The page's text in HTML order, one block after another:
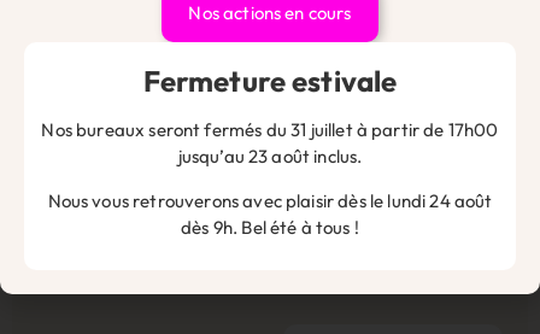
Nom*
Nos actions en cours
Fermeture estivale
Nos bureaux seront fermés du 31 juillet à partir de 17h00
jusqu’au 23 août inclus.
Nous vous retrouverons avec plaisir dès le lundi 24 août
dès 9h. Bel été à tous !